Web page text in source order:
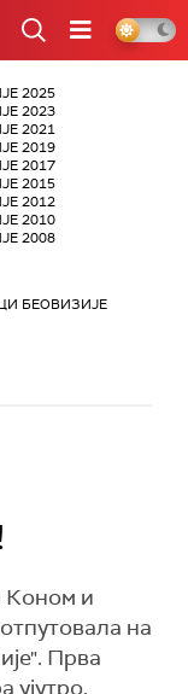
2025
2023
2021
2019
2017
2015
2012
2010
2008
БЕОВИЗИЈЕ
Коном и
на
Прва
ујутро.